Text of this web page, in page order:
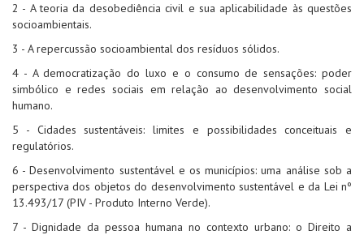
2 - A teoria da desobediência civil e sua aplicabilidade às questões
socioambientais.
3 - A repercussão socioambiental dos resíduos sólidos.
4 - A democratização do luxo e o consumo de sensações: poder
simbólico e redes sociais em relação ao desenvolvimento social
humano.
5 - Cidades sustentáveis: limites e possibilidades conceituais e
regulatórios.
6 - Desenvolvimento sustentável e os municípios: uma análise sob a
perspectiva dos objetos do desenvolvimento sustentável e da Lei nº
13.493/17 (PIV - Produto Interno Verde).
7 - Dignidade da pessoa humana no contexto urbano: o Direito a